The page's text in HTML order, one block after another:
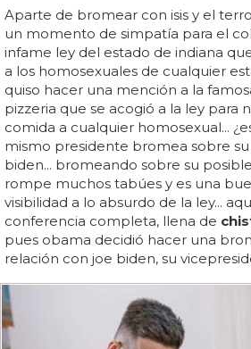
Aparte de bromear con isis y el
un momento de simpatía para el
infame ley del estado de indiana
a los homosexuales de cualquier
quiso hacer una mención a la
pizzeria que se acogió a la ley para
comida a cualquier homosexual...
mismo presidente bromea sobre
biden... bromeando sobre su
rompe muchos tabúes y es una
visibilidad a lo absurdo de la ley...
conferencia completa, llena de
pues obama decidió hacer una
relación con joe biden, su